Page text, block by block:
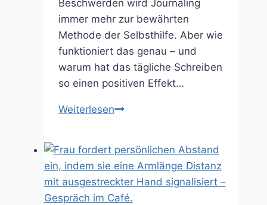
Beschwerden wird Journaling
immer mehr zur bewährten
Methode der Selbsthilfe. Aber wie
funktioniert das genau – und
warum hat das tägliche Schreiben
so einen positiven Effekt…
WeiterlesenAchtsamkeitstagebuch
Journaling
für
mehr